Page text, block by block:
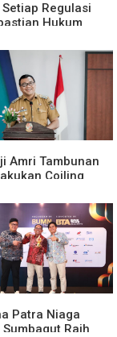
Regulasi
Hukum
Perda
Kemasyarakatan
Amri Tambunan
Coiling
Patra Niaga
Raih